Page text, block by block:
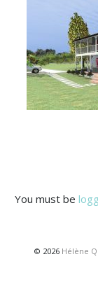
You must be
© 2026 Hélène